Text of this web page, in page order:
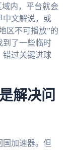
内，平台就会
中文解说，或
区不可播放”的
到了一些临时
错过关键进球
解决问
加速器。但